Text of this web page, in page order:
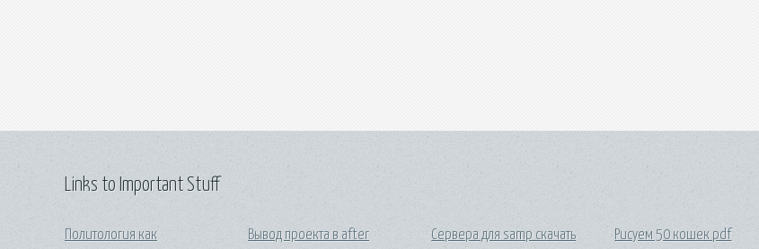
Links to Important Stuff
Политология как Вывод проекта в after Сервера для samp скачать Рисуем 50 кошек pdf